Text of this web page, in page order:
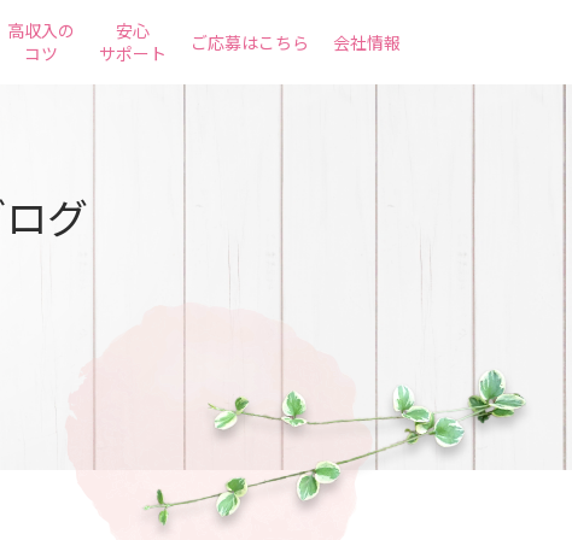
高収入の
コツ
安心
サポート
ご応募はこちら 会社情報
グ